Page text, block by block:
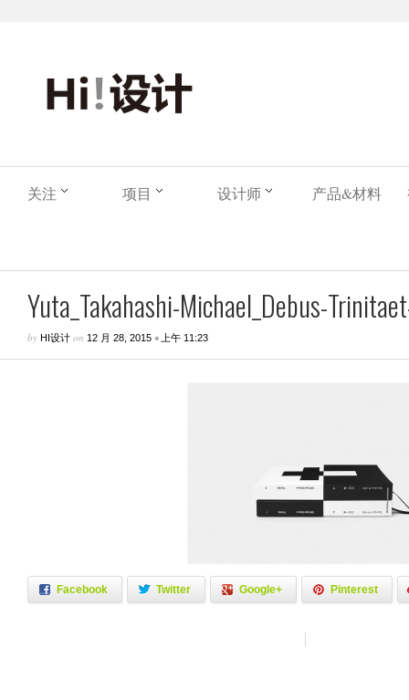
关注 项目 设计师 产品&材料
Yuta_Takahashi-Michael_Debus-
by HI设计 on 12 月 28, 2015 • 上午 11:23
Facebook Twitter Google+ Pinterest